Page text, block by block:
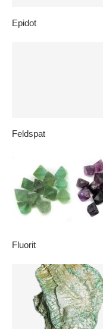
Epidot
Feldspat
Fluorit